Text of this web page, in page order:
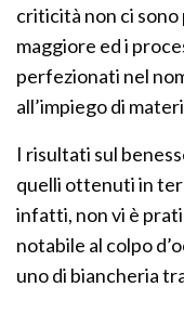
criticità non ci sono
maggiore ed i
perfezionati nel
all’impiego di
I risultati sul
quelli ottenuti in
infatti, non vi è
notabile al colpo
uno di biancheria